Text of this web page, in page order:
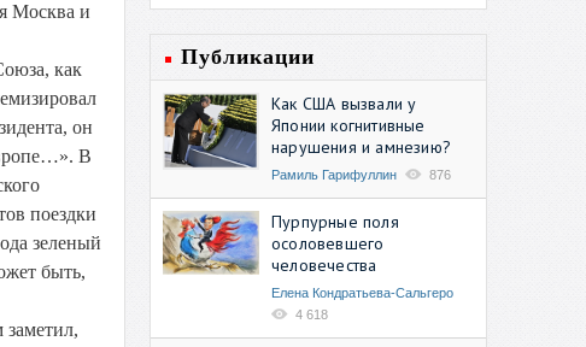
Москва и
как
он
В
поездки
зеленый
быть,
Публикации
Как США вызвали у
Японии когнитивные
нарушения и амнезию?
Рамиль Гарифуллин 876
Пурпурные поля
осоловевшего
человечества
Елена Кондратьева-Сальгеро
4 618